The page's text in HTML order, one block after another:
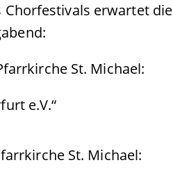
Chorfestivals erwartet die
St. Michael:
e.V.“
St. Michael: